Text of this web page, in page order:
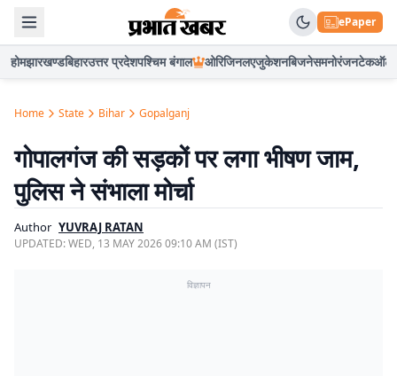
ePaper
होमझारखण्डबिहारउत्तर प्रदेशपश्चिम बंगाल ओरिजिनलएजुकेशनबिजनेसमनोरंजनटेकऑटो
Home State Bihar Gopalganj
गोपालगंज की सड़कों पर लगा भीषण जाम,
पुलिस ने संभाला मोर्चा
Author YUVRAJ RATAN
UPDATED:WED, 13 MAY 2026 09:10 AM (IST)
विज्ञापन